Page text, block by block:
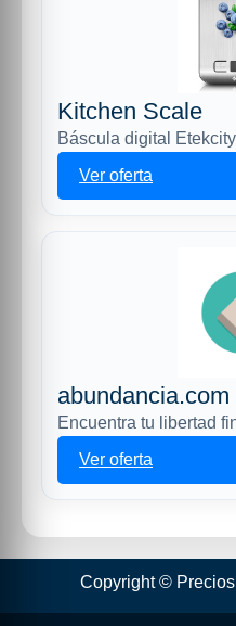
Kitchen Scale
Báscula digital
Ver oferta
abundancia.com
Encuentra tu libertad
Ver oferta
Copyright ©